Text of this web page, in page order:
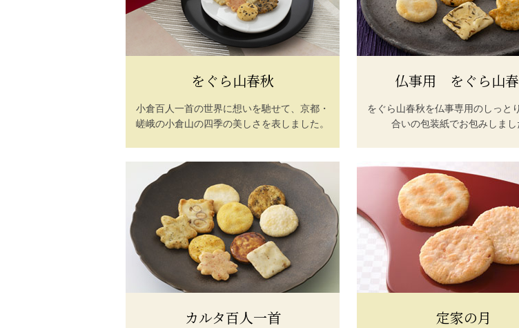
をぐら山春秋
小倉百人一首の世界に想いを馳せて、京都・
嵯峨の小倉山の四季の美しさを表しました。
仏事用 をぐら山
をぐら山春秋を仏事専用のしっと
合いの包装紙でお包みしまし
カルタ百人一首 定家の月